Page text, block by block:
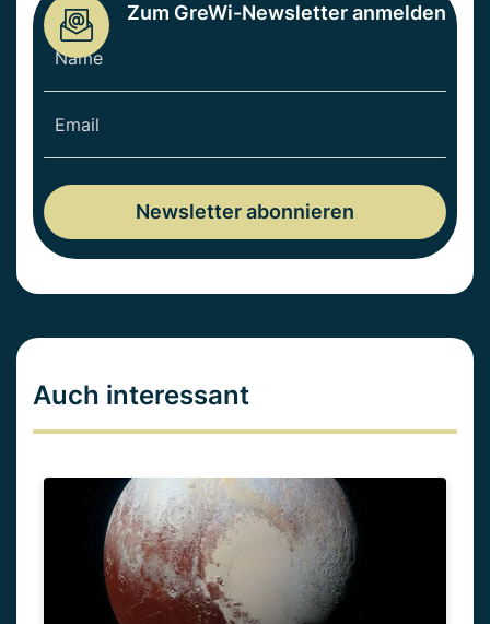
Zum GreWi-Newsletter anmelden
Auch interessant